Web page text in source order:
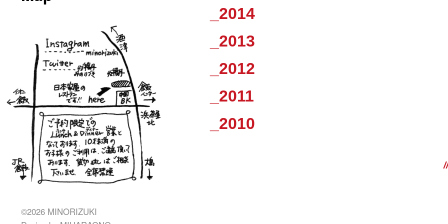
_2014
_2013
_2012
_2011
_2010
©2026 MINORIZUKI